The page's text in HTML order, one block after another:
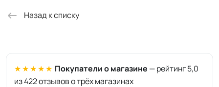
Назад к списку
★★★★★ Покупатели о магазине — рейтинг 5,0
из 422 отзывов о трёх магазинах